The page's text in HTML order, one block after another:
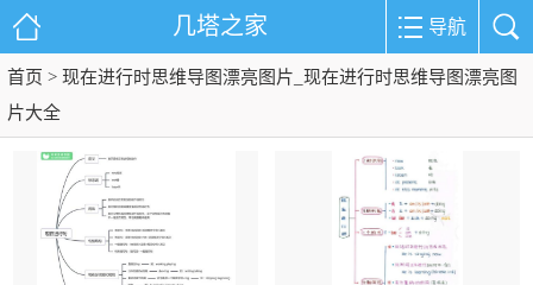
几塔之家 导航
首页 > 现在进行时思维导图漂亮图片_现在进行时思维导图漂亮图
片大全